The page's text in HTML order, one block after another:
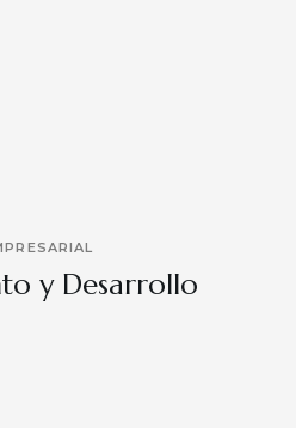
y Desarrollo
y motivación en el
de trabajo más